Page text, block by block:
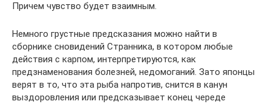
Причем чувство будет взаимным.
Немного грустные предсказания можно найти в
сборнике сновидений Странника, в котором любые
действия с карпом, интерпретируются, как
предзнаменования болезней, недомоганий. Зато японцы
верят в то, что эта рыба напротив, снится в канун
выздоровления или предсказывает конец череде